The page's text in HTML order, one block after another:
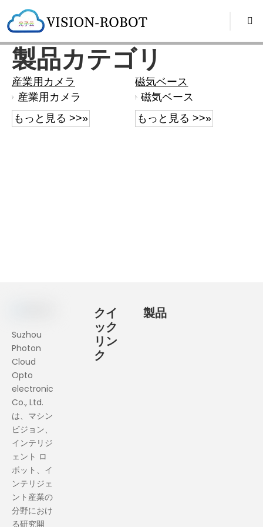
製品カテゴリ
産業用カメラ
産業用カメラ
もっと見る >>»
磁気ベース
磁気ベース
もっと見る >>»
Suzhou
Photon
Cloud
Opto
electronic
Co., Ltd.
は、マシン
ビジョン、
インテリジ
ェント ロ
ボット、イ
ンテリジェ
ント産業の
分野におけ
る研究開
クイ
ック
リン
ク
製品